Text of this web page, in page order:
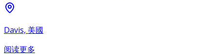
Davis, 美國
阅读更多